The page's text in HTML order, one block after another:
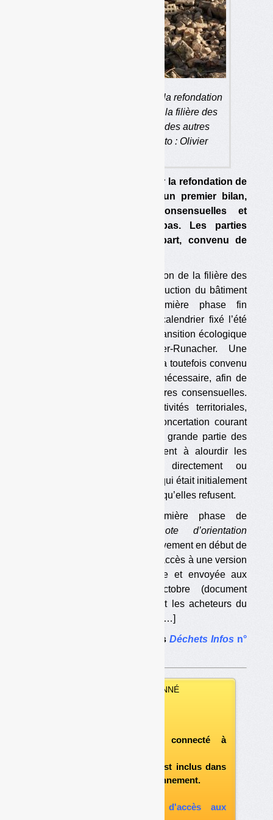
Une des propositions pour la refondation
est de séparer strictement la filière des
déchets inertes de celle des autres
déchets de PMCB. (photo : Olivier
Le comité de concertation sur la refondation de
la filière PMCB a présenté un premier bilan,
avec des propositions consensuelles et
d’autres qui ne le sont pas. Les parties
prenantes ont, pour la plupart, convenu de
La concertation sur la refondation de la filière des
produits et matériaux de construction du bâtiment
(PMCB) a terminé sa première phase fin
septembre, conformément au calendrier fixé l’été
dernier par la ministre de la Transition écologique
du moment, Agnès Pannier-Runacher. Une
majorité des parties prenantes a toutefois convenu
qu’une deuxième phase était nécessaire, afin de
parvenir à davantage de mesures consensuelles.
Les représentants des collectivités territoriales,
pour leur part, ont quitté la concertation courant
septembre, considérant qu’une grande partie des
mesures envisagées aboutiraient à alourdir les
coûts qu’elles supportent, directement ou
indirectement, par rapport à ce qui était initialement
prévu par la réglementation, ce qu’elles refusent.
Un bilan écrit de la première phase de
« note d’orientation
était en voie d’achèvement en début de
cette semaine. Nous avons eu accès à une version
provisoire, datée du 3 octobre et envoyée aux
parties prenantes le 6 octobre (document
disponible pour les abonnés et les acheteurs du
). […]
Le dossier complet dansDéchets Infos n°
VOUS ÊTES ABONNÉ
après vous être connecté à
et si le document est inclus dans
votre formule d'abonnement.
souscrire à l'option d'accès aux